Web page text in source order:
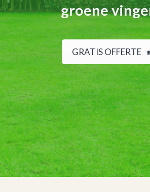
groene
GRATIS OFFERTE